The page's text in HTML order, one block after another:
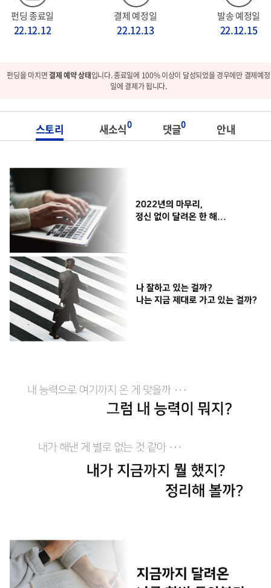
펀딩 종료일
22.12.12
결제 예정일
22.12.13
발송 예정일
22.12.15
펀딩을 마치면결제 예약 상태입니다. 종료일에 100% 이상이 달성되었을 경우에만 결제예정
일에 결제가 됩니다.
스토리 새소식0 댓글0 안내